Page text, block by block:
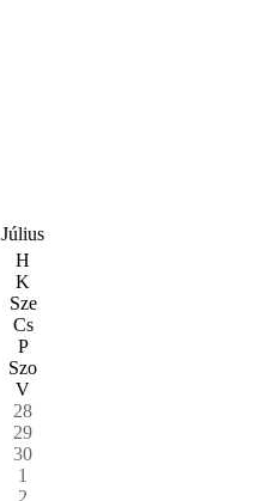
Július
H
K
Sze
Cs
P
Szo
V
28
29
30
1
2